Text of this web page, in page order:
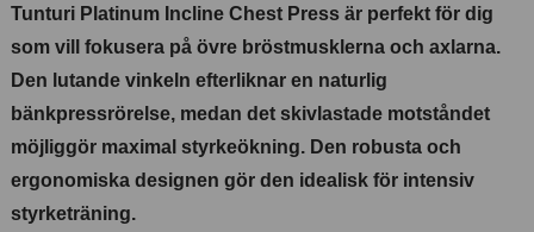
Tunturi Platinum Incline Chest Press är perfekt för dig
som vill fokusera på övre bröstmusklerna och axlarna.
Den lutande vinkeln efterliknar en naturlig
bänkpressrörelse, medan det skivlastade motståndet
möjliggör maximal styrkeökning. Den robusta och
ergonomiska designen gör den idealisk för intensiv
styrketräning.